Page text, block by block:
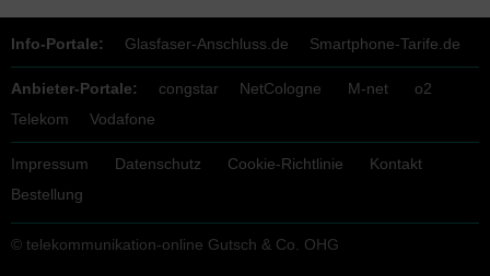
Info-Portale: Glasfaser-Anschluss.de Smartphone-Tarife.de
Anbieter-Portale: congstar NetCologne M-net
o2
Telekom
Vodafone
Impressum Datenschutz Cookie-Richtlinie
Kontakt
Bestellung
© telekommunikation-online Gutsch & Co. OHG